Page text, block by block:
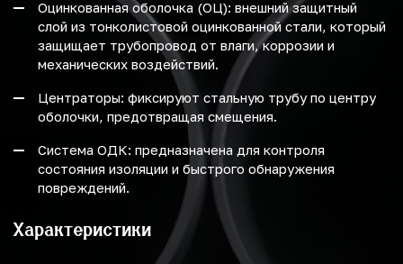
Оцинкованная оболочка (ОЦ): внешний защитный
слой из тонколистовой оцинкованной стали, который
защищает трубопровод от влаги, коррозии и
механических воздействий.
Центраторы: фиксируют стальную трубу по центру
оболочки, предотвращая смещения.
Система ОДК: предназначена для контроля
состояния изоляции и быстрого обнаружения
повреждений.
Характеристики